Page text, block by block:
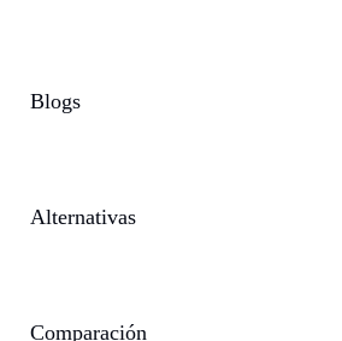
Blogs
Alternativas
Comparación